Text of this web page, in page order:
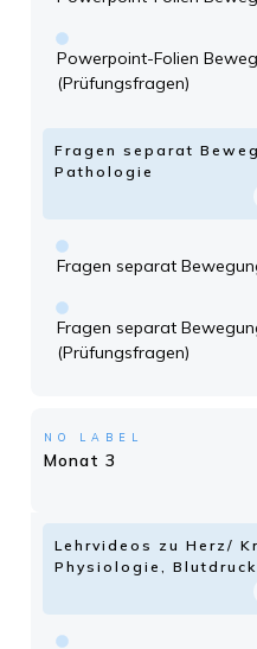
Powerpoint-Folien
(Prüfungsfragen)
Fragen separat
Pathologie
Fragen separat
Fragen separat
(Prüfungsfragen)
NO LABEL
Monat 3
Lehrvideos zu Herz/
Physiologie, Blutdruck